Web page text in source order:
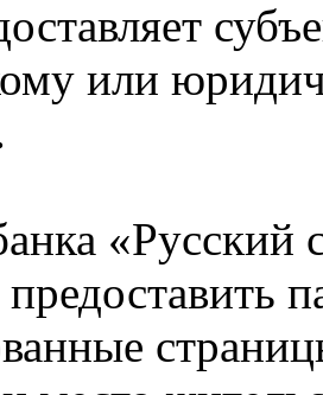
или
«Русский
предоставить